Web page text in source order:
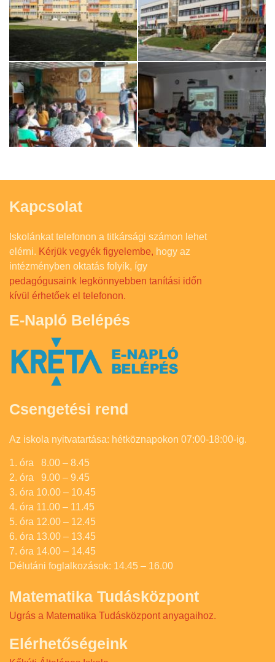
Kapcsolat
Iskolánkat telefonon a titkársági számon lehet
elérni. Kérjük vegyék figyelembe, hogy az
intézményben oktatás folyik, így
pedagógusaink legkönnyebben tanítási időn
kívül érhetőek el telefonon.
E-Napló Belépés
Csengetési rend
Az iskola nyitvatartása: hétköznapokon 07:00-18:00-ig.
1. óra 8.00 – 8.45
2. óra 9.00 – 9.45
3. óra 10.00 – 10.45
4. óra 11.00 – 11.45
5. óra 12.00 – 12.45
6. óra 13.00 – 13.45
7. óra 14.00 – 14.45
Délutáni foglalkozások: 14.45 – 16.00
Matematika Tudásközpont
Ugrás a Matematika Tudásközpont anyagaihoz.
Elérhetőségeink